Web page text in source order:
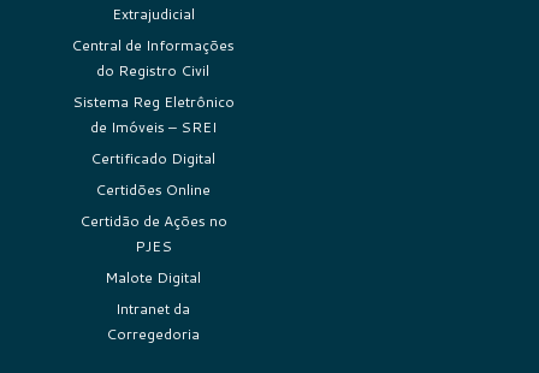
Extrajudicial
Central de Informações
do Registro Civil
Sistema Reg Eletrônico
de Imóveis – SREI
Certificado Digital
Certidões Online
Certidão de Ações no
PJES
Malote Digital
Intranet da
Corregedoria